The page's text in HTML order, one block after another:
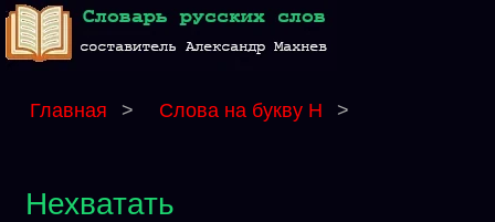
Главная > Слова на букву Н >
Нехватать